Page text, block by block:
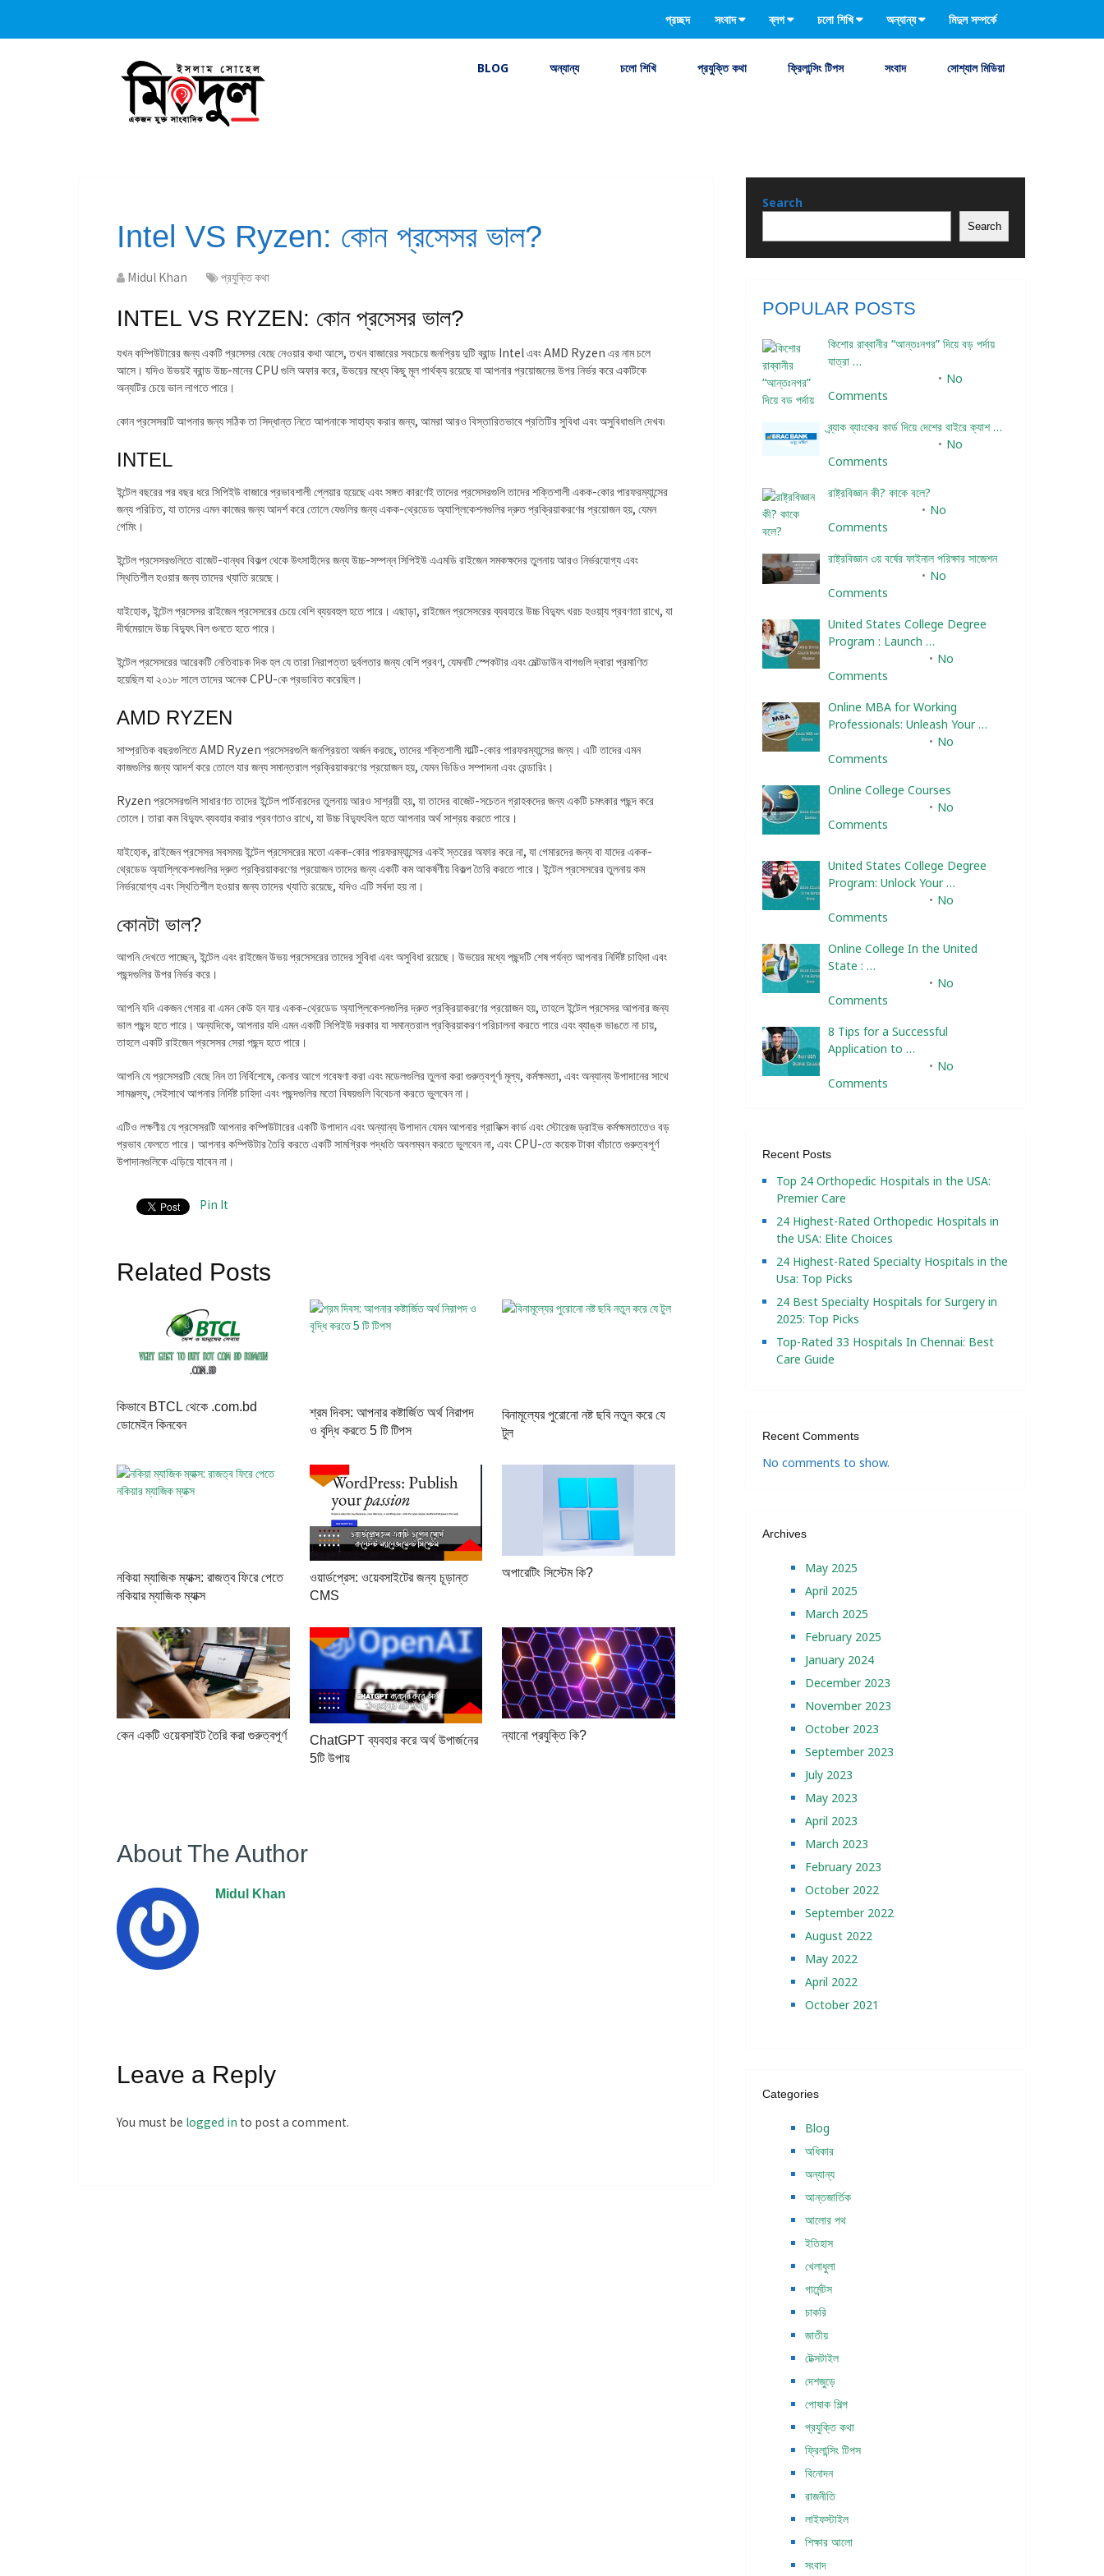
প্রচ্ছদ সংবাদ ব্লগ চলো শিখি অন্যান্য মিদুল সম্পর্কে
BLOG অন্যান্য চলো শিখি প্রযুক্তি কথা ফ্রিলান্সিং টিপস সংবাদ সোশ্যাল মিডিয়া
Intel VS Ryzen: কোন প্রসেসর ভাল?
Midul Khan প্রযুক্তি কথা
INTEL VS RYZEN: কোন প্রসেসর ভাল?
যখন কম্পিউটারের জন্য একটি প্রসেসর বেছে নেওয়ার কথা আসে, তখন বাজারের সবচেয়ে জনপ্রিয় দুটি ব্রান্ড Intel এবং AMD Ryzen এর নাম চলে
আসে। যদিও উভয়ই ব্রান্ড উচ্চ-মানের CPU গুলি অফার করে, উভয়ের মধ্যে কিছু মূল পার্থক্য রয়েছে যা আপনার প্রয়োজনের উপর নির্ভর করে একটিকে
অন্যটির চেয়ে ভাল লাগতে পারে।
কোন প্রসেসরটি আপনার জন্য সঠিক তা সিদ্ধান্ত নিতে আপনাকে সাহায্য করার জন্য, আমরা আরও বিস্তারিতভাবে প্রতিটির সুবিধা এবং অসুবিধাগুলি দেখব৷
INTEL
ইন্টেল বছরের পর বছর ধরে সিপিইউ বাজারে প্রভাবশালী প্লেয়ার হয়েছে এবং সঙ্গত কারণেই তাদের প্রসেসরগুলি তাদের শক্তিশালী একক-কোর পারফরম্যান্সের
জন্য পরিচিত, যা তাদের এমন কাজের জন্য আদর্শ করে তোলে যেগুলির জন্য একক-থ্রেডেড অ্যাপ্লিকেশনগুলির দ্রুত প্রক্রিয়াকরণের প্রয়োজন হয়, যেমন
গেমিং।
ইন্টেল প্রসেসরগুলিতে বাজেট-বান্ধব বিকল্প থেকে উৎসাহীদের জন্য উচ্চ-সম্পন্ন সিপিইউ এএমডি রাইজেন সমকক্ষদের তুলনায় আরও নির্ভরযোগ্য এবং
স্থিতিশীল হওয়ার জন্য তাদের খ্যাতি রয়েছে।
যাইহোক, ইন্টেল প্রসেসর রাইজেন প্রসেসরের চেয়ে বেশি ব্যয়বহুল হতে পারে। এছাড়া, রাইজেন প্রসেসরের ব্যবহারে উচ্চ বিদ্যুৎ খরচ হওয়া্য প্রবণতা রাখে, যা
দীর্ঘমেয়াদে উচ্চ বিদ্যুৎ বিল গুনতে হতে পারে।
ইন্টেল প্রসেসরের আরেকটি নেতিবাচক দিক হল যে তারা নিরাপত্তা দুর্বলতার জন্য বেশি প্রবণ, যেমনটি স্পেকটার এবং মেল্টডাউন বাগগুলি দ্বারা প্রমাণিত
হয়েছিল যা ২০১৮ সালে তাদের অনেক CPU-কে প্রভাবিত করেছিল।
AMD RYZEN
সাম্প্রতিক বছরগুলিতে AMD Ryzen প্রসেসরগুলি জনপ্রিয়তা অর্জন করছে, তাদের শক্তিশালী মাল্টি-কোর পারফরম্যান্সের জন্য। এটি তাদের এমন
কাজগুলির জন্য আদর্শ করে তোলে যার জন্য সমান্তরাল প্রক্রিয়াকরণের প্রয়োজন হয়, যেমন ভিডিও সম্পাদনা এবং রেন্ডারিং।
Ryzen প্রসেসরগুলি সাধারণত তাদের ইন্টেল পার্টনারদের তুলনায় আরও সাশ্রয়ী হয়, যা তাদের বাজেট-সচেতন গ্রাহকদের জন্য একটি চমৎকার পছন্দ করে
তোলে। তারা কম বিদ্যুৎ ব্যবহার করার প্রবণতাও রাখে, যা উচ্চ বিদ্যুৎবিল হতে আপনার অর্থ সাশ্রয় করতে পারে।
যাইহোক, রাইজেন প্রসেসর সবসময় ইন্টেল প্রসেসরের মতো একক-কোর পারফরম্যান্সের একই স্তরের অফার করে না, যা গেমারদের জন্য বা যাদের একক-
থ্রেডেড অ্যাপ্লিকেশনগুলির দ্রুত প্রক্রিয়াকরণের প্রয়োজন তাদের জন্য একটি কম আকর্ষণীয় বিকল্প তৈরি করতে পারে। ইন্টেল প্রসেসরের তুলনায় কম
নির্ভরযোগ্য এবং স্থিতিশীল হওয়ার জন্য তাদের খ্যাতি রয়েছে, যদিও এটি সর্বদা হয় না।
কোনটা ভাল?
আপনি দেখতে পাচ্ছেন, ইন্টেল এবং রাইজেন উভয় প্রসেসরের তাদের সুবিধা এবং অসুবিধা রয়েছে। উভয়ের মধ্যে পছন্দটি শেষ পর্যন্ত আপনার নির্দিষ্ট চাহিদা এবং
পছন্দগুলির উপর নির্ভর করে।
আপনি যদি একজন গেমার বা এমন কেউ হন যার একক-থ্রেডেড অ্যাপ্লিকেশনগুলির দ্রুত প্রক্রিয়াকরণের প্রয়োজন হয়, তাহলে ইন্টেল প্রসেসর আপনার জন্য
ভাল পছন্দ হতে পারে। অন্যদিকে, আপনার যদি এমন একটি সিপিইউ দরকার যা সমান্তরাল প্রক্রিয়াকরণ পরিচালনা করতে পারে এবং ব্যাঙ্ক ভাঙতে না চায়,
তাহলে একটি রাইজেন প্রসেসর সেরা পছন্দ হতে পারে।
আপনি যে প্রসেসরটি বেছে নিন তা নির্বিশেষে, কেনার আগে গবেষণা করা এবং মডেলগুলির তুলনা করা গুরুত্বপূর্ণ৷ মূল্য, কর্মক্ষমতা, এবং অন্যান্য উপাদানের সাথে
সামঞ্জস্য, সেইসাথে আপনার নির্দিষ্ট চাহিদা এবং পছন্দগুলির মতো বিষয়গুলি বিবেচনা করতে ভুলবেন না।
এটিও লক্ষণীয় যে প্রসেসরটি আপনার কম্পিউটারের একটি উপাদান এবং অন্যান্য উপাদান যেমন আপনার গ্রাফিক্স কার্ড এবং স্টোরেজ ড্রাইভ কর্মক্ষমতাতেও বড়
প্রভাব ফেলতে পারে। আপনার কম্পিউটার তৈরি করতে একটি সামগ্রিক পদ্ধতি অবলম্বন করতে ভুলবেন না, এবং CPU-তে কয়েক টাকা বাঁচাতে গুরুত্বপূর্ণ
উপাদানগুলিকে এড়িয়ে যাবেন না।
Pin It
Related Posts
কিভাবে BTCL থেকে .com.bd
ডোমেইন কিনবেন
শ্রম দিবস: আপনার কষ্টার্জিত অর্থ নিরাপদ
ও বৃদ্ধি করতে 5 টি টিপস
বিনামূল্যের পুরোনো নষ্ট ছবি নতুন করে যে
টুল
নকিয়া ম্যাজিক ম্যাক্স: রাজত্ব ফিরে পেতে
নকিয়ার ম্যাজিক ম্যাক্স
ওয়ার্ডপ্রেস: ওয়েবসাইটের জন্য চূড়ান্ত
CMS
অপারেটিং সিস্টেম কি?
কেন একটি ওয়েবসাইট তৈরি করা গুরুত্বপূর্ণ
ChatGPT ব্যবহার করে অর্থ উপার্জনের
5টি উপায়
ন্যানো প্রযুক্তি কি?
About The Author
Midul Khan
Leave a Reply
You must be logged in to post a comment.
Search
Search
POPULAR POSTS
কিশোর রাব্বানীর “আন্তঃনগর” দিয়ে বড় পর্দায়
যাত্রা …
No
Comments
ব্র্যাক ব্যাংকের কার্ড দিয়ে দেশের বাইরে ক্যাশ …
No
Comments
রাষ্ট্রবিজ্ঞান কী? কাকে বলে?
No
Comments
রাষ্ট্রবিজ্ঞান ৩য় বর্ষের ফাইনাল পরিক্ষার সাজেশন
No
Comments
United States College Degree
Program : Launch …
No
Comments
Online MBA for Working
Professionals: Unleash Your …
No
Comments
Online College Courses
No
Comments
United States College Degree
Program: Unlock Your …
No
Comments
Online College In the United
State : …
No
Comments
8 Tips for a Successful
Application to …
No
Comments
Recent Posts
Top 24 Orthopedic Hospitals in the USA:
Premier Care
24 Highest-Rated Orthopedic Hospitals in
the USA: Elite Choices
24 Highest-Rated Specialty Hospitals in the
Usa: Top Picks
24 Best Specialty Hospitals for Surgery in
2025: Top Picks
Top-Rated 33 Hospitals In Chennai: Best
Care Guide
Recent Comments
No comments to show.
Archives
May 2025
April 2025
March 2025
February 2025
January 2024
December 2023
November 2023
October 2023
September 2023
July 2023
May 2023
April 2023
March 2023
February 2023
October 2022
September 2022
August 2022
May 2022
April 2022
October 2021
Categories
Blog
অধিকার
অন্যান্য
আন্তজার্তিক
আলোর পথ
ইতিহাস
খেলাধুলা
গার্মেন্টস
চাকরি
জাতীয়
টেক্সটাইল
দেশজুড়ে
পোষাক শিল্প
প্রযুক্তি কথা
ফ্রিলান্সিং টিপস
বিনোদন
রাজনীতি
লাইফস্টাইল
শিক্ষার আলো
সংবাদ